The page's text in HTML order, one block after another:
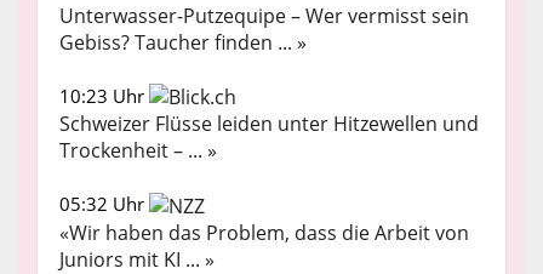
Unterwasser-Putzequipe – Wer vermisst sein
Gebiss? Taucher finden ... »
10:23 Uhr
Schweizer Flüsse leiden unter Hitzewellen und
Trockenheit – ... »
05:32 Uhr
«Wir haben das Problem, dass die Arbeit von
Juniors mit KI ... »